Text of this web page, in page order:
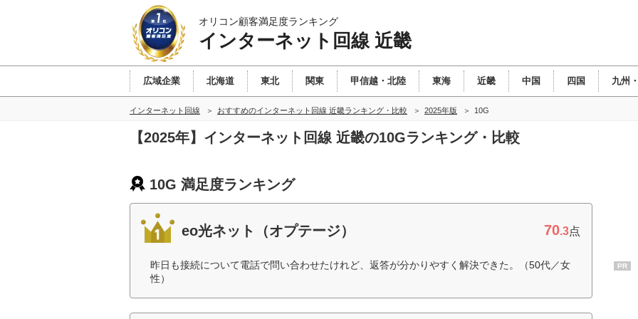
オリコン顧客満足度ランキング
インターネット回線 近畿
広域企業 北海道 東北 関東 甲信越・北陸 東海 近畿 中国 四国 九州
インターネット回線 おすすめのインターネット回線 近畿ランキング・比較 2025年版 10G
【2025年】インターネット回線 近畿の10Gランキング・比較
10G 満足度ランキング
eo光ネット（オプテージ） 70.3点
昨日も接続について電話で問い合わせたけれど、返答が分かりやすく解決できた。（50代／女
性）
PR